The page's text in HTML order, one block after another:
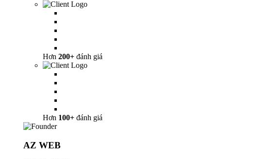
Hơn 200+ đánh giá
Hơn 100+ đánh giá
AZ WEB